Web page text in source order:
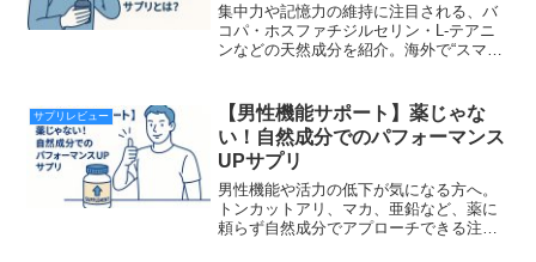
集中力や記憶力の維持に注目される、バ
コパ・ホスファチジルセリン・L-テアニ
ンなどの天然成分を紹介。海外で“スマー
サプリレビュー
【男性機能サポート】薬じゃな
い！自然成分でのパフォーマンス
UPサプリ
男性機能や活力の低下が気になる方へ。
トンカットアリ、マカ、亜鉛など、薬に
頼らず自然成分でアプローチできる注目